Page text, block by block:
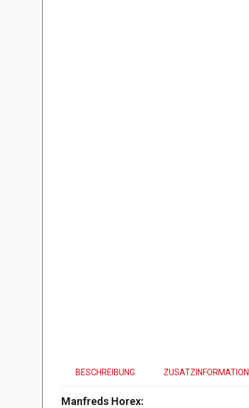
BESCHREIBUNG ZUSATZINFORMATION
Manfreds Horex: